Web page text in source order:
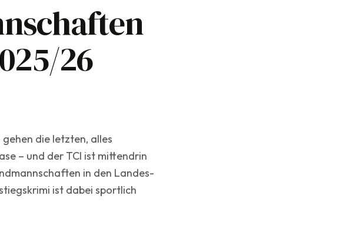
26
die letzten, alles
– und der TCI ist mittendrin
in den Landes-
ist dabei sportlich